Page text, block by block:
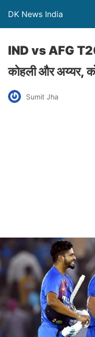
DK News India
IND vs AFG
कोहली और अय्यर,
Sumit Jha